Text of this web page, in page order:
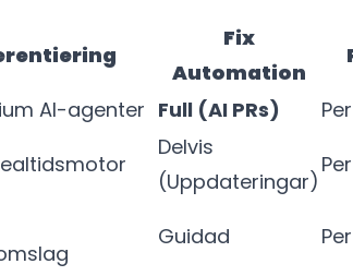
Fix
Automation
AI-agenter Full (AI PRs)
Delvis
(Uppdateringar)
Guidad